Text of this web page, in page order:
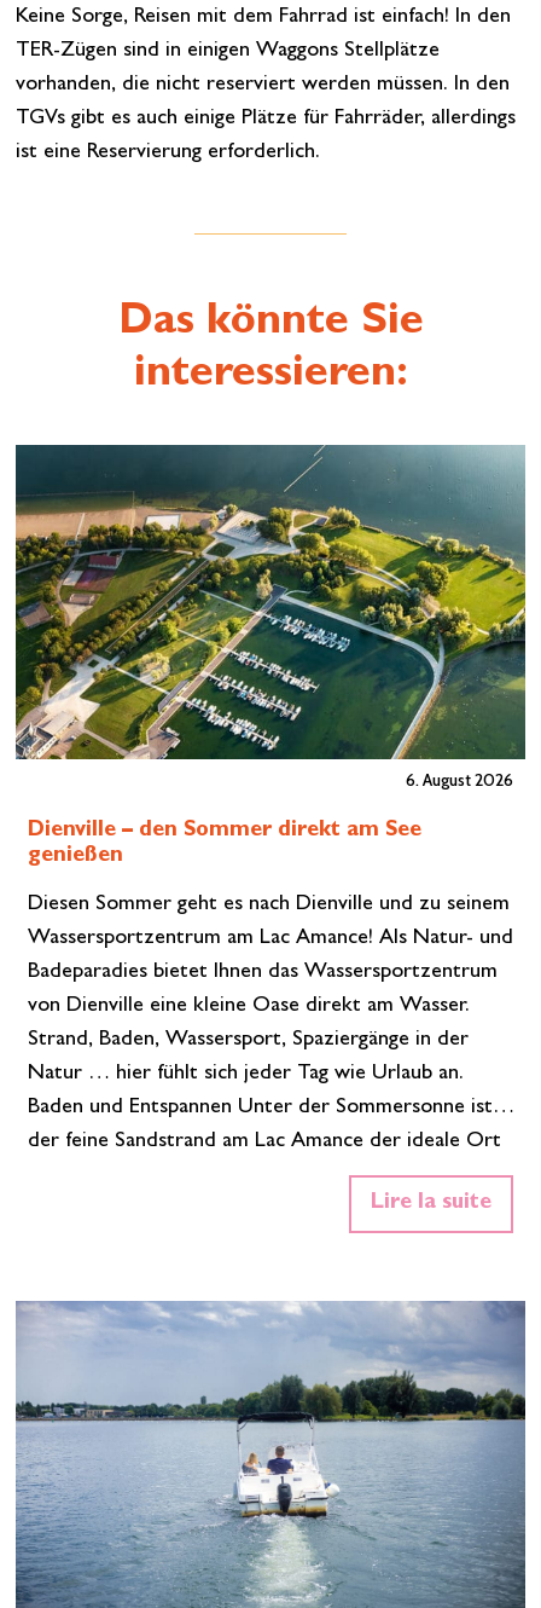
Keine Sorge, Reisen mit dem Fahrrad ist einfach! In den
TER-Zügen sind in einigen Waggons Stellplätze
vorhanden, die nicht reserviert werden müssen. In den
TGVs gibt es auch einige Plätze für Fahrräder, allerdings
ist eine Reservierung erforderlich.
Das könnte Sie
interessieren:
6. August 2026
Dienville – den Sommer direkt am See
genießen
Diesen Sommer geht es nach Dienville und zu seinem
Wassersportzentrum am Lac Amance! Als Natur- und
Badeparadies bietet Ihnen das Wassersportzentrum
von Dienville eine kleine Oase direkt am Wasser.
Strand, Baden, Wassersport, Spaziergänge in der
Natur … hier fühlt sich jeder Tag wie Urlaub an.
Baden und Entspannen Unter der Sommersonne ist
der feine Sandstrand am Lac Amance der ideale Ort
für eine erfrischende Abkühlung. Klares Wasser und
während der Saison bewachter Badebereich. Sichere
Sand oder bequem auf einer Sonnenliege. Kostenlose
Parkplätze. Genießen Sie zwischen zwei Badepausen
Lire la suite